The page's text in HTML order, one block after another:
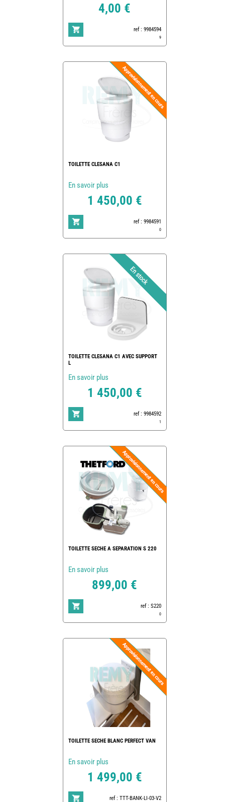
4,00 €
ref : 9984594
9
TOILETTE CLESANA C1
En savoir plus
1 450,00 €
ref : 9984591
0
TOILETTE CLESANA C1 AVEC SUPPORT
L
En savoir plus
1 450,00 €
ref : 9984592
1
TOILETTE SECHE A SEPARATION S 220
En savoir plus
899,00 €
ref : S220
0
TOILETTE SECHE BLANC PERFECT VAN
En savoir plus
1 499,00 €
ref : TTT-BANK-LI-03-V2